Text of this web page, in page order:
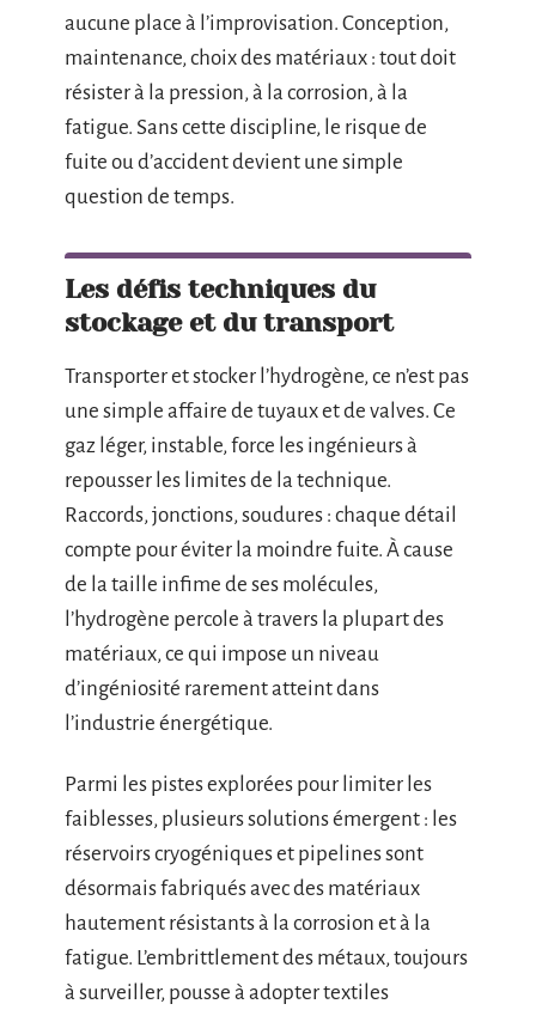
aucune place à l’improvisation. Conception,
maintenance, choix des matériaux : tout doit
résister à la pression, à la corrosion, à la
fatigue. Sans cette discipline, le risque de
fuite ou d’accident devient une simple
question de temps.
Les défis techniques du
stockage et du transport
Transporter et stocker l’hydrogène, ce n’est pas
une simple affaire de tuyaux et de valves. Ce
gaz léger, instable, force les ingénieurs à
repousser les limites de la technique.
Raccords, jonctions, soudures : chaque détail
compte pour éviter la moindre fuite. À cause
de la taille infime de ses molécules,
l’hydrogène percole à travers la plupart des
matériaux, ce qui impose un niveau
d’ingéniosité rarement atteint dans
l’industrie énergétique.
Parmi les pistes explorées pour limiter les
faiblesses, plusieurs solutions émergent : les
réservoirs cryogéniques et pipelines sont
désormais fabriqués avec des matériaux
hautement résistants à la corrosion et à la
fatigue. L’embrittlement des métaux, toujours
à surveiller, pousse à adopter textiles